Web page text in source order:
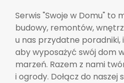
Serwis "Swoje w Domu" to
budowy, remontów,
u nas przydatne poradniki,
aby wyposażyć swój dom
marzeń. Razem z nami
i ogrody. Dołącz do naszej